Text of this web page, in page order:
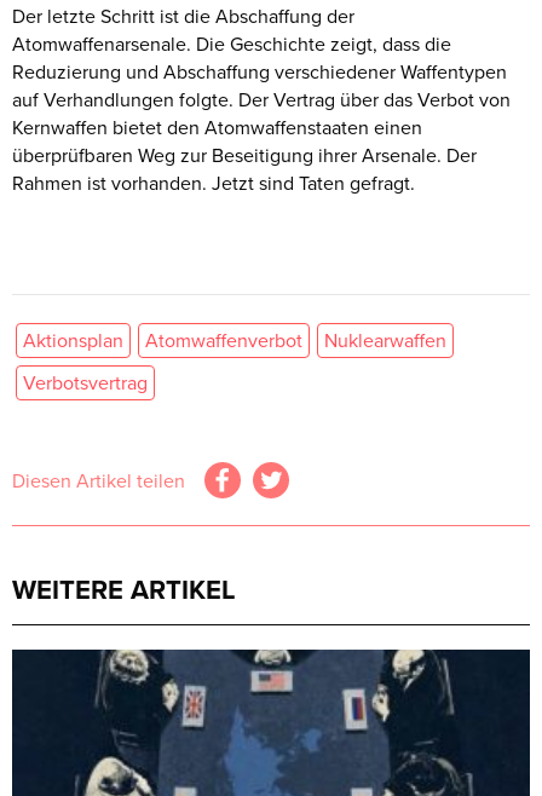
Der letzte Schritt ist die Abschaffung der
Atomwaffenarsenale. Die Geschichte zeigt, dass die
Reduzierung und Abschaffung verschiedener Waffentypen
auf Verhandlungen folgte. Der Vertrag über das Verbot von
Kernwaffen bietet den Atomwaffenstaaten einen
überprüfbaren Weg zur Beseitigung ihrer Arsenale. Der
Rahmen ist vorhanden. Jetzt sind Taten gefragt.
Aktionsplan Atomwaffenverbot
Nuklearwaffen
Verbotsvertrag
Diesen Artikel teilen
WEITERE ARTIKEL